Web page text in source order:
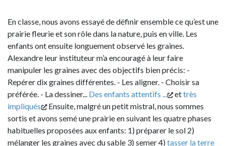
En classe, nous avons essayé de définir ensemble ce qu’est une
prairie fleurie et son rôle dans la nature, puis en ville. Les
enfants ont ensuite longuement observé les graines.
Alexandre leur instituteur m’a encouragé à leur faire
manipuler les graines avec des objectifs bien précis: -
Repérer dix graines différentes. - Les aligner. - Choisir sa
préférée. - La dessiner... Des enfants attentifs ... ettrès
impliqués
Ensuite, malgré un petit mistral, nous sommes
sortis et avons semé une prairie en suivant les quatre phases
habituelles proposées aux enfants: 1) préparer le sol 2)
mélanger les graines avec du sable 3) semer 4)tasser la terre